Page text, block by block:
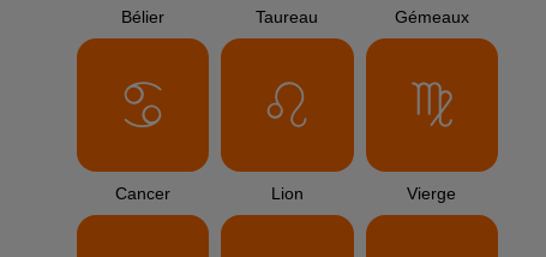
Bélier Taureau Gémeaux
Cancer Lion Vierge